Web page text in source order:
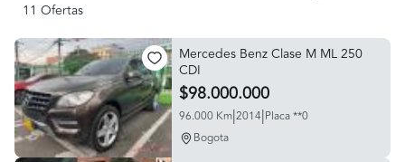
11 Ofertas
Mercedes Benz Clase M ML 250
CDI
$98.000.000
96.000 Km|2014|Placa **0
Bogota